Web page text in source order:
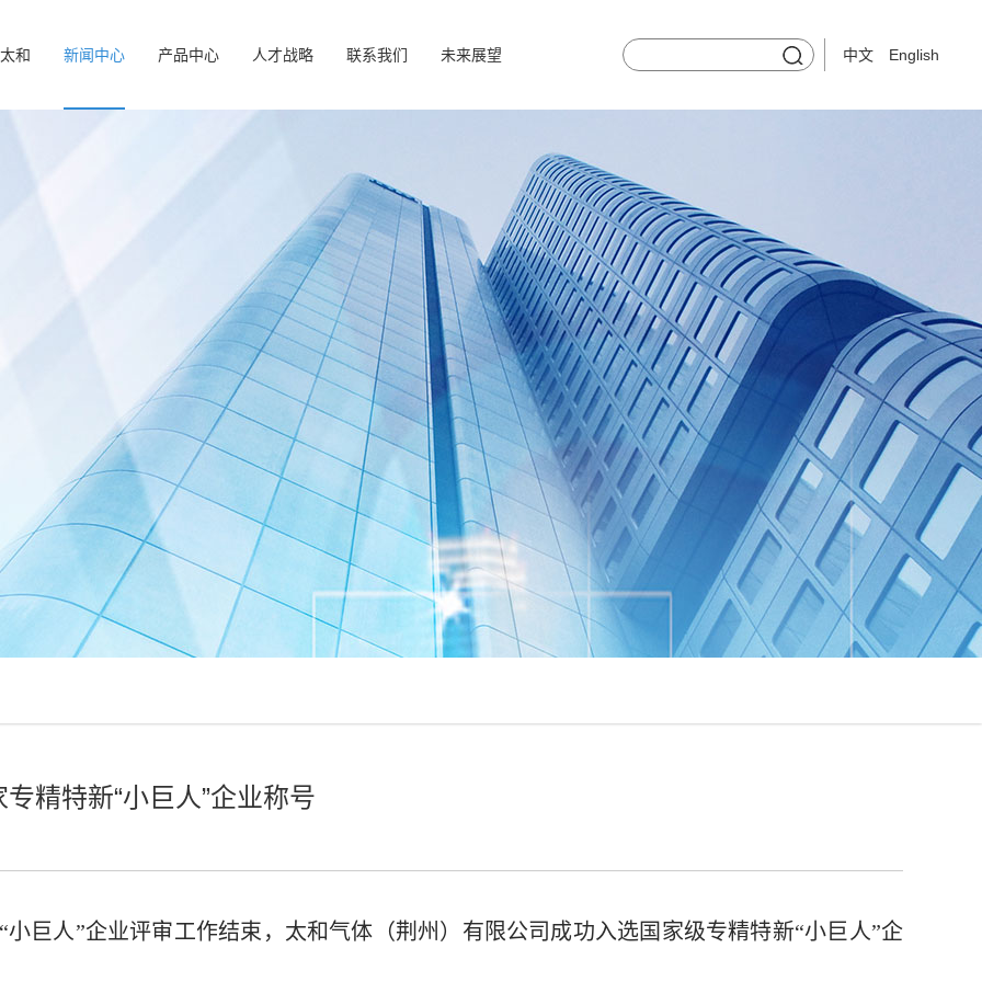
和 新闻中心 产品中心 人才战略 联系我们 未来展望 中文 English
精特新“小巨人”企业称号
巨人”企业评审工作结束，太和气体（荆州）有限公司成功入选国家级专精特新“小巨人”企